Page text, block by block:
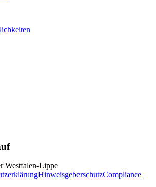
Westfalen-Lippe
HinweisgeberschutzCompliance